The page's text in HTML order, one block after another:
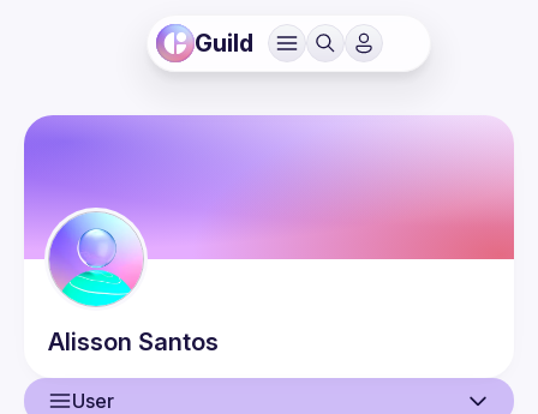
Guild
Alisson Santos
User